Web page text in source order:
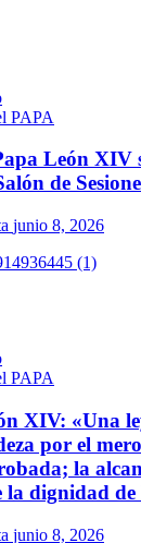
PAPA
León XIV
de
junio 8, 2026
PAPA
XIV: «Una
por el
la
la dignidad de
junio 8, 2026